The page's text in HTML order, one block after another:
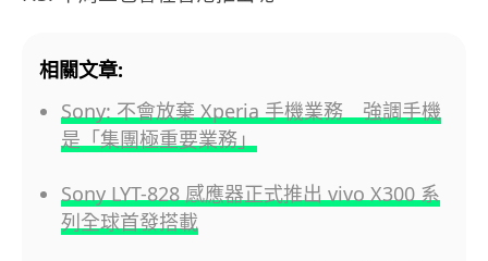
相關文章:
Sony: 不會放棄 Xperia 手機業務 強調手機
是「集團極重要業務」
Sony LYT-828 感應器正式推出 vivo X300 系
列全球首發搭載